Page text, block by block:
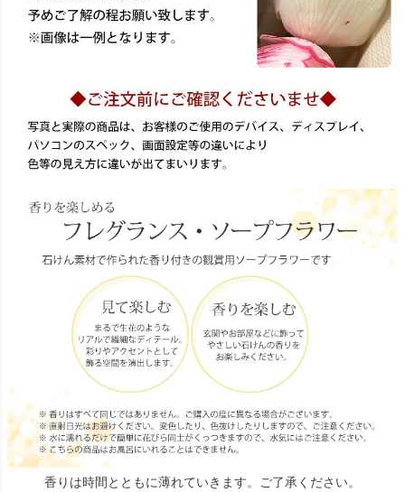
香りは時間とともに薄れていきます。ご了承ください。